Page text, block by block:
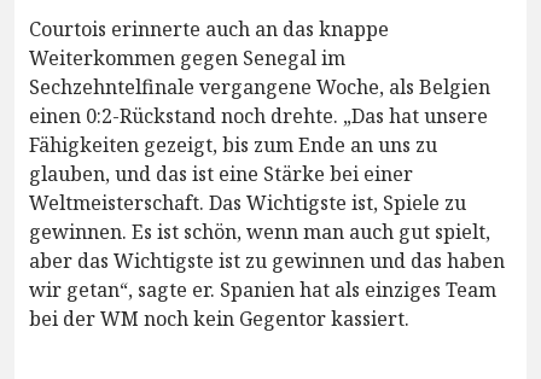
Courtois erinnerte auch an das knappe
Weiterkommen gegen Senegal im
Sechzehntelfinale vergangene Woche, als Belgien
einen 0:2-Rückstand noch drehte. „Das hat unsere
Fähigkeiten gezeigt, bis zum Ende an uns zu
glauben, und das ist eine Stärke bei einer
Weltmeisterschaft. Das Wichtigste ist, Spiele zu
gewinnen. Es ist schön, wenn man auch gut spielt,
aber das Wichtigste ist zu gewinnen und das haben
wir getan“, sagte er. Spanien hat als einziges Team
bei der WM noch kein Gegentor kassiert.